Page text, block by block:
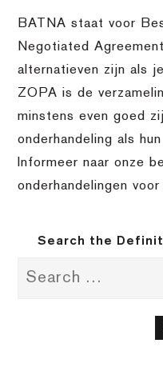
BATNA staat voor
Negotiated
alternatieven zijn als
ZOPA is de
minstens even goed
onderhandeling als
Informeer naar onze
onderhandelingen
Search the